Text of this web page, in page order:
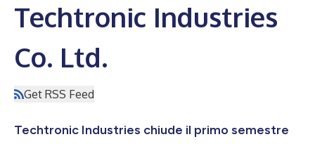
Techtronic Industries
Co. Ltd.
Get RSS Feed
Techtronic Industries chiude il primo semestre